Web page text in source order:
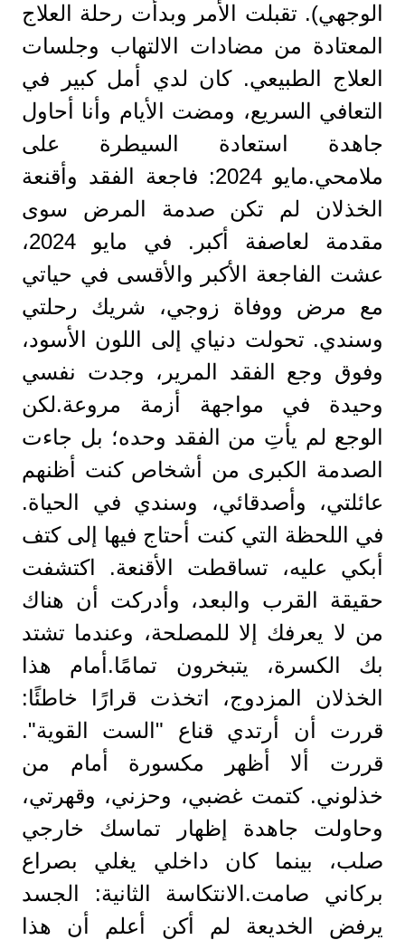
الوجهي). تقبلت الأمر وبدأت رحلة العلاج
المعتادة من مضادات الالتهاب وجلسات
العلاج الطبيعي. كان لدي أمل كبير في
التعافي السريع، ومضت الأيام وأنا أحاول
جاهدة استعادة السيطرة على
ملامحي.مايو 2024: فاجعة الفقد وأقنعة
الخذلان لم تكن صدمة المرض سوى
مقدمة لعاصفة أكبر. في مايو 2024،
عشت الفاجعة الأكبر والأقسى في حياتي
مع مرض ووفاة زوجي، شريك رحلتي
وسندي. تحولت دنياي إلى اللون الأسود،
وفوق وجع الفقد المرير، وجدت نفسي
وحيدة في مواجهة أزمة مروعة.لكن
الوجع لم يأتِ من الفقد وحده؛ بل جاءت
الصدمة الكبرى من أشخاص كنت أظنهم
عائلتي، وأصدقائي، وسندي في الحياة.
في اللحظة التي كنت أحتاج فيها إلى كتف
أبكي عليه، تساقطت الأقنعة. اكتشفت
حقيقة القرب والبعد، وأدركت أن هناك
من لا يعرفك إلا للمصلحة، وعندما تشتد
بك الكسرة، يتبخرون تمامًا.أمام هذا
الخذلان المزدوج، اتخذت قرارًا خاطئًا:
قررت أن أرتدي قناع "الست القوية".
قررت ألا أظهر مكسورة أمام من
خذلوني. كتمت غضبي، وحزني، وقهرتي،
وحاولت جاهدة إظهار تماسك خارجي
صلب، بينما كان داخلي يغلي بصراع
بركاني صامت.الانتكاسة الثانية: الجسد
يرفض الخديعة لم أكن أعلم أن هذا